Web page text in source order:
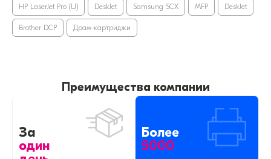
HP LaserJet Pro (LJ) DeskJet Samsung SCX MFP DeskJet
Brother DCP Драм-картриджи
Преимущества компании
За
один
Более
5000